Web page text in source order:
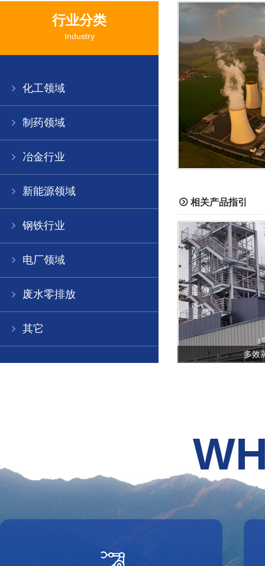
行业分类
Industry
化工领域
制药领域
冶金行业
新能源领域
钢铁行业
电厂领域
废水零排放
其它
相关产品指引
多效